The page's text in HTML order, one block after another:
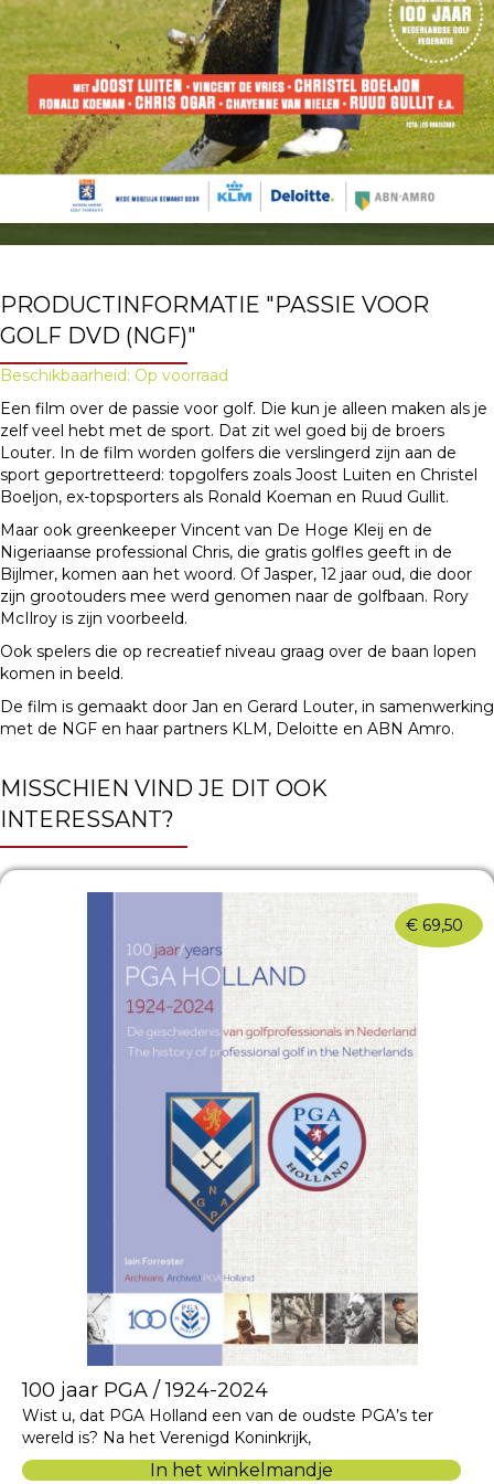
PRODUCTINFORMATIE "PASSIE VOOR
GOLF DVD (NGF)"
Beschikbaarheid: Op voorraad
Een film over de passie voor golf. Die kun je alleen maken als je
zelf veel hebt met de sport. Dat zit wel goed bij de broers
Louter. In de film worden golfers die verslingerd zijn aan de
sport geportretteerd: topgolfers zoals Joost Luiten en Christel
Boeljon, ex-topsporters als Ronald Koeman en Ruud Gullit.
Maar ook greenkeeper Vincent van De Hoge Kleij en de
Nigeriaanse professional Chris, die gratis golfles geeft in de
Bijlmer, komen aan het woord. Of Jasper, 12 jaar oud, die door
zijn grootouders mee werd genomen naar de golfbaan. Rory
McIlroy is zijn voorbeeld.
Ook spelers die op recreatief niveau graag over de baan lopen
komen in beeld.
De film is gemaakt door Jan en Gerard Louter, in samenwerking
met de NGF en haar partners KLM, Deloitte en ABN Amro.
MISSCHIEN VIND JE DIT OOK
INTERESSANT?
€ 69,50
100 jaar PGA / 1924-2024
Wist u, dat PGA Holland een van de oudste PGA’s ter
wereld is? Na het Verenigd Koninkrijk,
In het winkelmandje